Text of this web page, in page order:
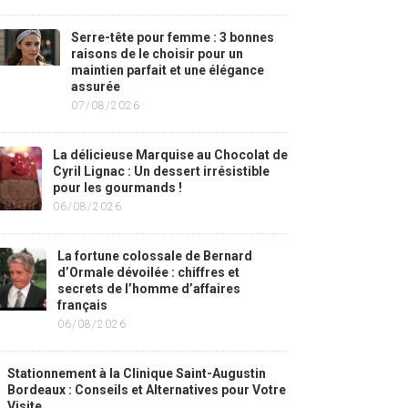
Serre-tête pour femme : 3 bonnes
raisons de le choisir pour un
maintien parfait et une élégance
assurée
07/08/2026
La délicieuse Marquise au Chocolat de
Cyril Lignac : Un dessert irrésistible
pour les gourmands !
06/08/2026
La fortune colossale de Bernard
d’Ormale dévoilée : chiffres et
secrets de l’homme d’affaires
français
06/08/2026
Stationnement à la Clinique Saint-Augustin
Bordeaux : Conseils et Alternatives pour Votre